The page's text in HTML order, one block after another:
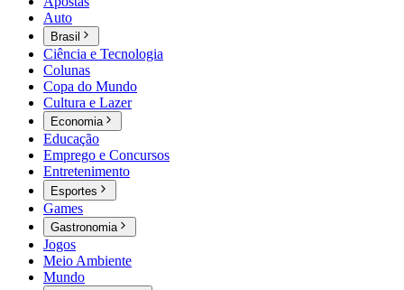
Auto
Brasil
Ciência e Tecnologia
Colunas
Copa do Mundo
Cultura e Lazer
Economia
Educação
Emprego e Concursos
Entretenimento
Esportes
Games
Gastronomia
Jogos
Meio Ambiente
Mundo